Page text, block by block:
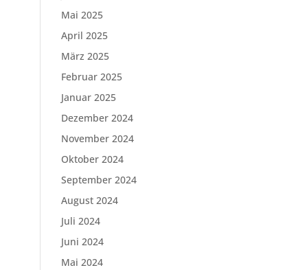
Mai 2025
April 2025
März 2025
Februar 2025
Januar 2025
Dezember 2024
November 2024
Oktober 2024
September 2024
August 2024
Juli 2024
Juni 2024
Mai 2024